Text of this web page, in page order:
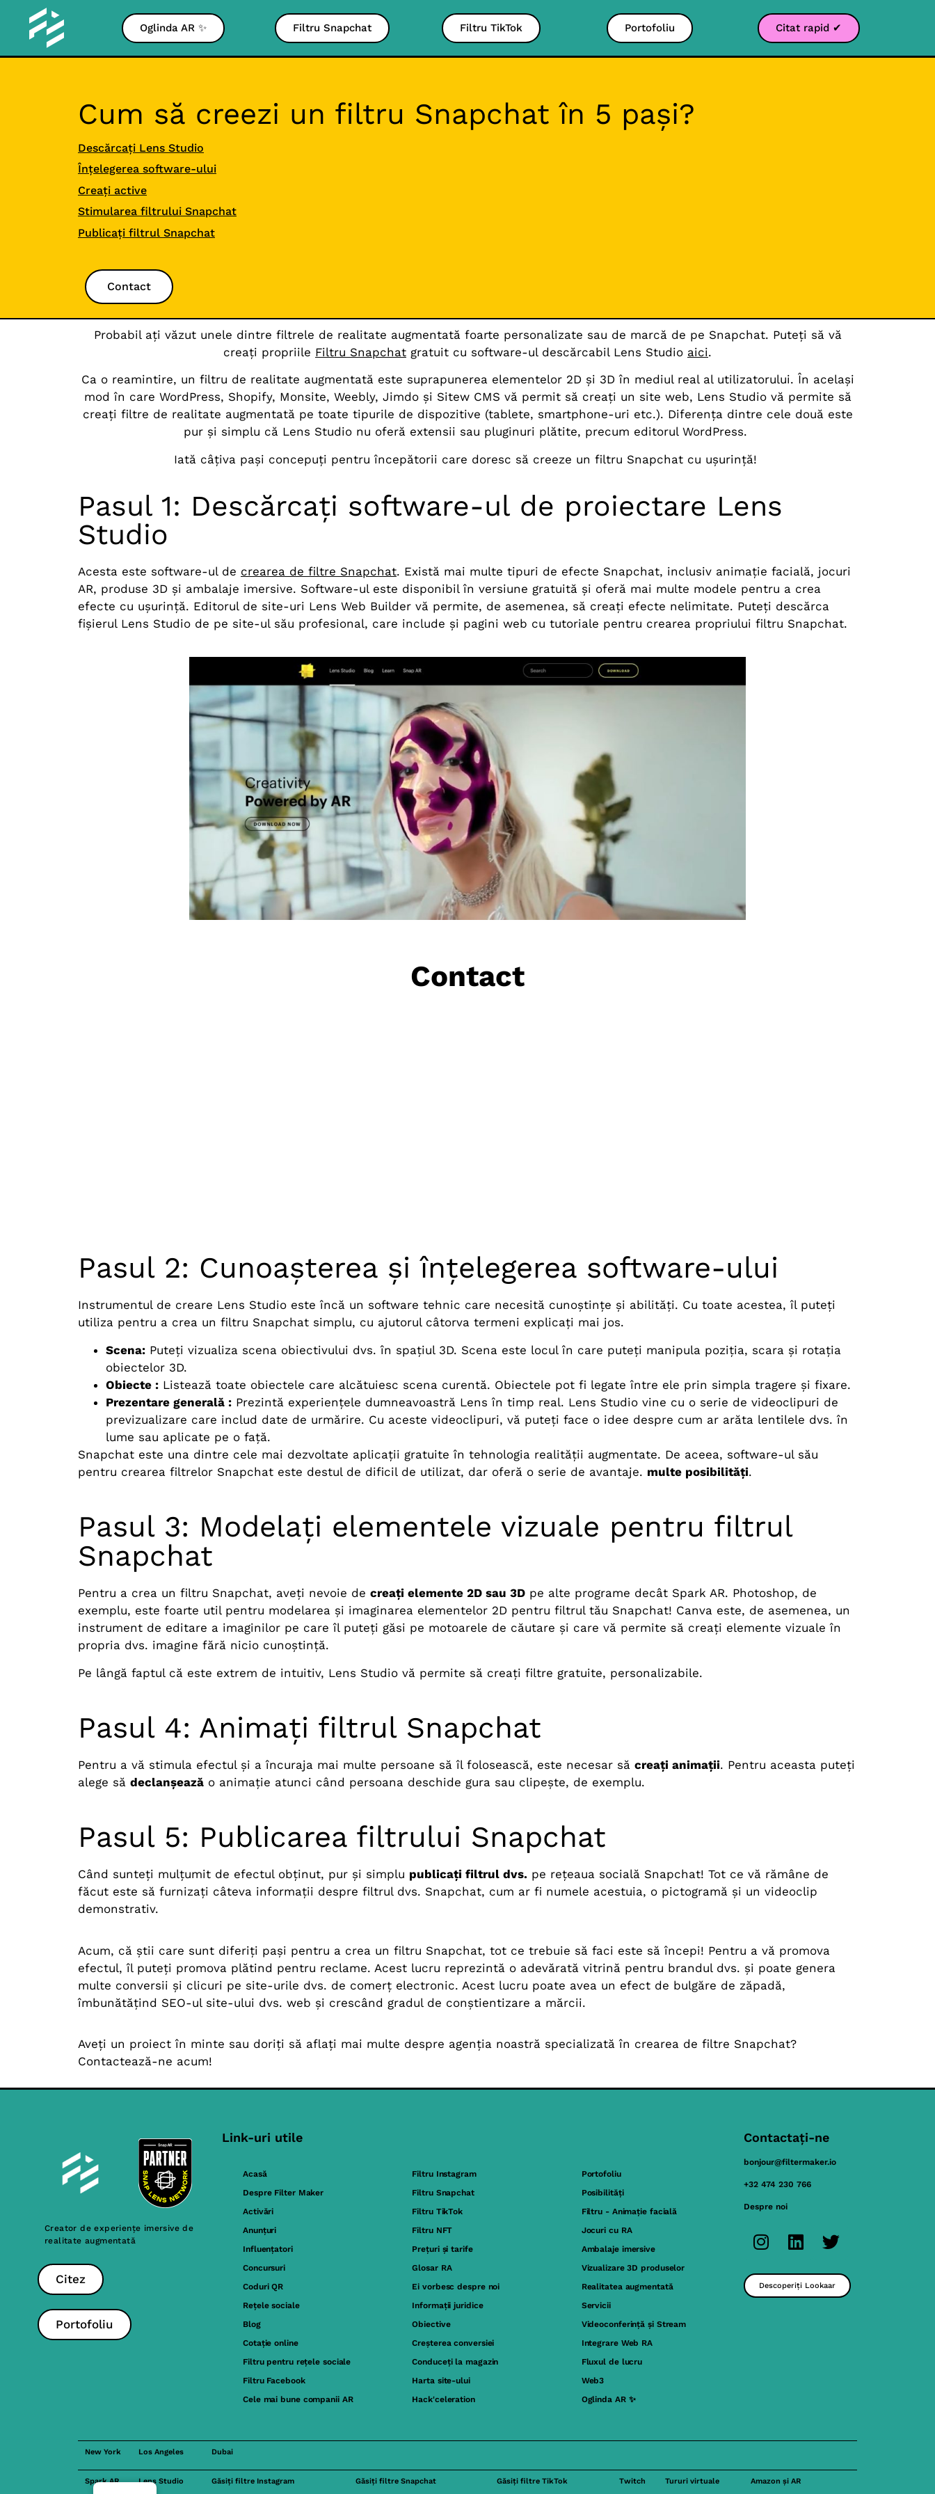
Oglinda AR ✨ Filtru Snapchat Filtru TikTok Portofoliu Citat rapid ✔
Cum să creezi un filtru Snapchat în 5 pași?
Descărcați Lens Studio
Înțelegerea software-ului
Creați active
Stimularea filtrului Snapchat
Publicați filtrul Snapchat
Contact
Probabil ați văzut unele dintre filtrele de realitate augmentată foarte personalizate sau de marcă de pe Snapchat. Puteți să vă
creați propriile Filtru Snapchat gratuit cu software-ul descărcabil Lens Studio aici.
Ca o reamintire, un filtru de realitate augmentată este suprapunerea elementelor 2D și 3D în mediul real al utilizatorului. În același
mod în care WordPress, Shopify, Monsite, Weebly, Jimdo și Sitew CMS vă permit să creați un site web, Lens Studio vă permite să
creați filtre de realitate augmentată pe toate tipurile de dispozitive (tablete, smartphone-uri etc.). Diferența dintre cele două este
pur și simplu că Lens Studio nu oferă extensii sau pluginuri plătite, precum editorul WordPress.
Iată câțiva pași concepuți pentru începătorii care doresc să creeze un filtru Snapchat cu ușurință!
Pasul 1: Descărcați software-ul de proiectare Lens
Studio
Acesta este software-ul de crearea de filtre Snapchat. Există mai multe tipuri de efecte Snapchat, inclusiv animație facială, jocuri
AR, produse 3D și ambalaje imersive. Software-ul este disponibil în versiune gratuită și oferă mai multe modele pentru a crea
efecte cu ușurință. Editorul de site-uri Lens Web Builder vă permite, de asemenea, să creați efecte nelimitate. Puteți descărca
fișierul Lens Studio de pe site-ul său profesional, care include și pagini web cu tutoriale pentru crearea propriului filtru Snapchat.
Contact
Pasul 2: Cunoașterea și înțelegerea software-ului
Instrumentul de creare Lens Studio este încă un software tehnic care necesită cunoștințe și abilități. Cu toate acestea, îl puteți
utiliza pentru a crea un filtru Snapchat simplu, cu ajutorul câtorva termeni explicați mai jos.
Scena: Puteți vizualiza scena obiectivului dvs. în spațiul 3D. Scena este locul în care puteți manipula poziția, scara și rotația
obiectelor 3D.
Obiecte : Listează toate obiectele care alcătuiesc scena curentă. Obiectele pot fi legate între ele prin simpla tragere și fixare.
Prezentare generală : Prezintă experiențele dumneavoastră Lens în timp real. Lens Studio vine cu o serie de videoclipuri de
previzualizare care includ date de urmărire. Cu aceste videoclipuri, vă puteți face o idee despre cum ar arăta lentilele dvs. în
lume sau aplicate pe o față.
Snapchat este una dintre cele mai dezvoltate aplicații gratuite în tehnologia realității augmentate. De aceea, software-ul său
pentru crearea filtrelor Snapchat este destul de dificil de utilizat, dar oferă o serie de avantaje. multe posibilități.
Pasul 3: Modelați elementele vizuale pentru filtrul
Snapchat
Pentru a crea un filtru Snapchat, aveți nevoie de creați elemente 2D sau 3D pe alte programe decât Spark AR. Photoshop, de
exemplu, este foarte util pentru modelarea și imaginarea elementelor 2D pentru filtrul tău Snapchat! Canva este, de asemenea, un
instrument de editare a imaginilor pe care îl puteți găsi pe motoarele de căutare și care vă permite să creați elemente vizuale în
propria dvs. imagine fără nicio cunoștință.
Pe lângă faptul că este extrem de intuitiv, Lens Studio vă permite să creați filtre gratuite, personalizabile.
Pasul 4: Animați filtrul Snapchat
Pentru a vă stimula efectul și a încuraja mai multe persoane să îl folosească, este necesar să creați animații. Pentru aceasta puteți
alege să declanșează o animație atunci când persoana deschide gura sau clipește, de exemplu.
Pasul 5: Publicarea filtrului Snapchat
Când sunteți mulțumit de efectul obținut, pur și simplu publicați filtrul dvs. pe rețeaua socială Snapchat! Tot ce vă rămâne de
făcut este să furnizați câteva informații despre filtrul dvs. Snapchat, cum ar fi numele acestuia, o pictogramă și un videoclip
demonstrativ.
Acum, că știi care sunt diferiți pași pentru a crea un filtru Snapchat, tot ce trebuie să faci este să începi! Pentru a vă promova
efectul, îl puteți promova plătind pentru reclame. Acest lucru reprezintă o adevărată vitrină pentru brandul dvs. și poate genera
multe conversii și clicuri pe site-urile dvs. de comerț electronic. Acest lucru poate avea un efect de bulgăre de zăpadă,
îmbunătățind SEO-ul site-ului dvs. web și crescând gradul de conștientizare a mărcii.
Aveți un proiect în minte sau doriți să aflați mai multe despre agenția noastră specializată în crearea de filtre Snapchat?
Contactează-ne acum!
Creator de experiențe imersive de
realitate augmentată
Citez
Portofoliu
Link-uri utile
Acasă
Despre Filter Maker
Activări
Anunțuri
Influențatori
Concursuri
Coduri QR
Rețele sociale
Blog
Cotație online
Filtru pentru rețele sociale
Filtru Facebook
Cele mai bune companii AR
Filtru Instagram
Filtru Snapchat
Filtru TikTok
Filtru NFT
Prețuri și tarife
Glosar RA
Ei vorbesc despre noi
Informații juridice
Obiective
Creșterea conversiei
Conduceți la magazin
Harta site-ului
Hack'celeration
Portofoliu
Posibilități
Filtru - Animație facială
Jocuri cu RA
Ambalaje imersive
Vizualizare 3D produselor
Realitatea augmentată
Servicii
Videoconferință și Stream
Integrare Web RA
Fluxul de lucru
Web3
Oglinda AR ✨
Contactați-ne
bonjour@filtermaker.io
+32 474 230 766
Despre noi
Descoperiți Lookaar
New York Los Angeles Dubai
Spark AR Lens Studio Găsiți filtre Instagram Găsiți filtre Snapchat Găsiți filtre TikTok Twitch Tururi virtuale Amazon și AR